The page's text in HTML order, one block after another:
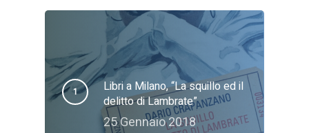
Libri a Milano, “La squillo ed il
delitto di Lambrate”
25 Gennaio 2018